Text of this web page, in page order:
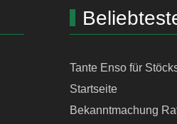
Tante Enso für
Startseite
Bekanntmachung